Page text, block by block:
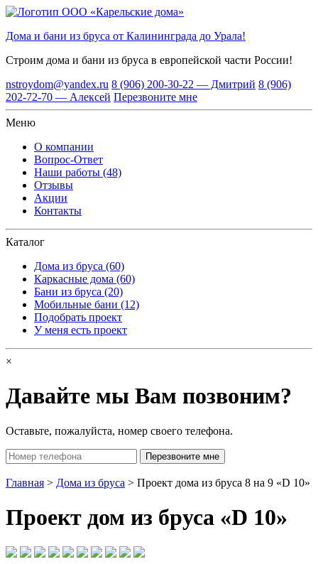
Дома и бани из бруса от Калининграда до Урала!
Строим дома и бани из бруса в европейской части России!
nstroydom@yandex.ru 8 (906) 200-30-22 — Дмитрий 8 (906)
202-72-70 — Алексей Перезвоните мне
Меню
О компании
Вопрос-Ответ
Наши работы (48)
Отзывы
Акции
Контакты
Каталог
Дома из бруса (60)
Каркасные дома (60)
Бани из бруса (20)
Мобильные бани (12)
Подобрать проект
У меня есть проект
×
Давайте мы Вам позвоним?
Оставьте, пожалуйста, номер своего телефона.
Главная > Дома из бруса > Проект дома из бруса 8 на 9 «D 10»
Проект дом из бруса «D 10»